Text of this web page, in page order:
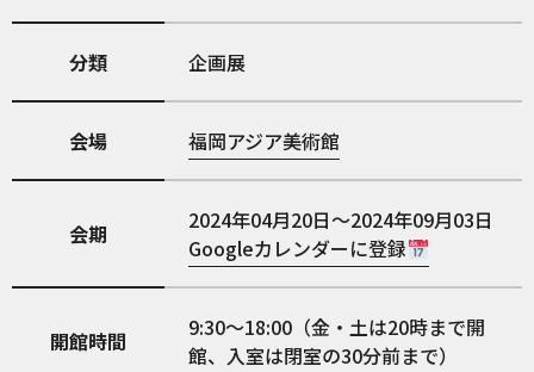
分類 企画展
会場 福岡アジア美術館
会期
2024年04月20日～2024年09月03日
Googleカレンダーに登録
開館時間
9:30～18:00（金・土は20時まで開
館、入室は閉室の30分前まで）